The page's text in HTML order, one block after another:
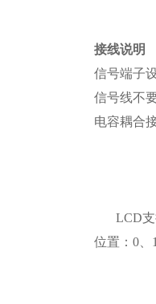
接线说明
信号端子
信号线不
电容耦合
LCD
位置：0、